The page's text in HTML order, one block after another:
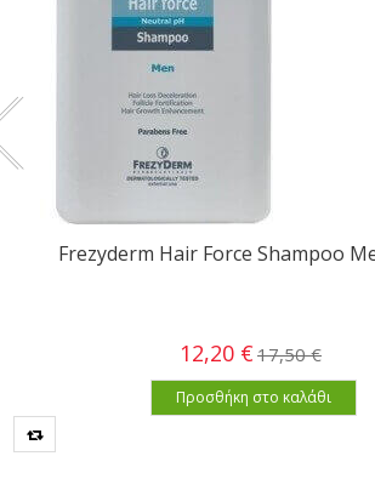
Frezyderm Hair Force Shampoo
12,20 € 17,50 €
Προσθήκη στο καλάθι